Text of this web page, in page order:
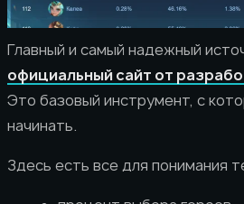
Главный и самый надежный
официальный сайт от
Это базовый инструмент, с
начинать.
Здесь есть все для понимания